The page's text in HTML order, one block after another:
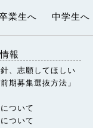
業生へ 中学生へ
報
針、志願してほしい
期募集選抜方法」
ついて
ついて